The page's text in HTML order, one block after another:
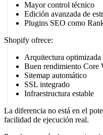
Mayor control técnico
Edición avanzada de
Plugins SEO como
Shopify ofrece:
Arquitectura optimizada
Buen rendimiento Core
Sitemap automático
SSL integrado
Infraestructura estable
La diferencia no está en el
facilidad de ejecución real.